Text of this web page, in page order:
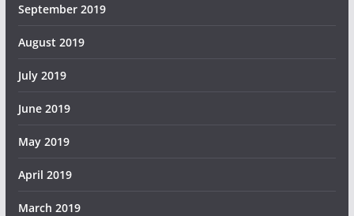
September 2019
August 2019
July 2019
June 2019
May 2019
April 2019
March 2019